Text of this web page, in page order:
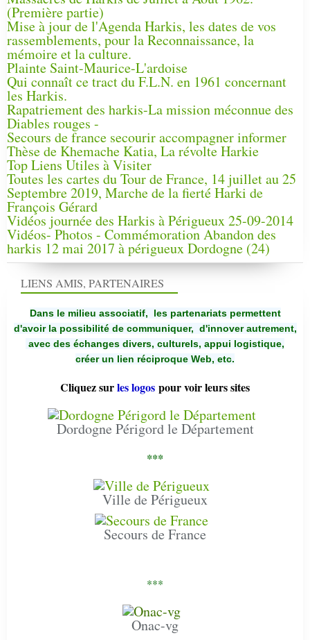
(Première partie)
Mise à jour de l'Agenda Harkis, les dates de vos
rassemblements, pour la Reconnaissance, la
mémoire et la culture.
Plainte Saint-Maurice-L'ardoise
Qui connaît ce tract du F.L.N. en 1961 concernant
les Harkis.
Rapatriement des harkis-La mission méconnue des
Diables rouges -
Secours de france secourir accompagner informer
Thèse de Khemache Katia, La révolte Harkie
Top Liens Utiles à Visiter
Toutes les cartes du Tour de France, 14 juillet au 25
Septembre 2019, Marche de la fierté Harki de
François Gérard
Vidéos journée des Harkis à Périgueux 25-09-2014
Vidéos- Photos - Commémoration Abandon des
harkis 12 mai 2017 à périgueux Dordogne (24)
LIENS AMIS, PARTENAIRES
Dans le milieu associatif, les partenariats permettent
d'avoir la possibilité de communiquer, d'innover autrement,
avec des échanges divers, culturels, appui logistique,
créer un lien réciproque Web, etc.
Cliquez surles logos pour voir leurs sites
Dordogne Périgord le Département
***
Ville de Périgueux
Secours de France
***
Onac-vg